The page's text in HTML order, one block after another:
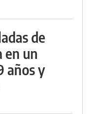
de
en un
años y